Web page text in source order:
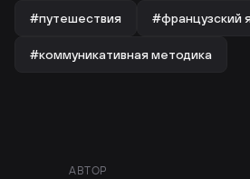
#путешествия #французский
#коммуникативная методика
АВТОР